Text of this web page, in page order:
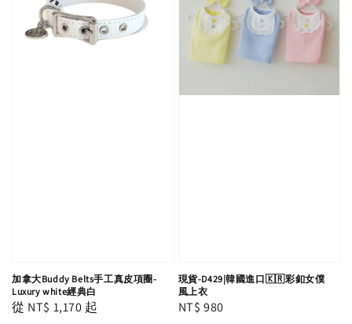
加拿大Buddy Belts手工真皮項圈-
Luxury white經典白
Regular
從 NT$ 1,170 起
現貨-D429|韓國進口🇰🇷彩釦女僕
風上衣
Regular
NT$ 980